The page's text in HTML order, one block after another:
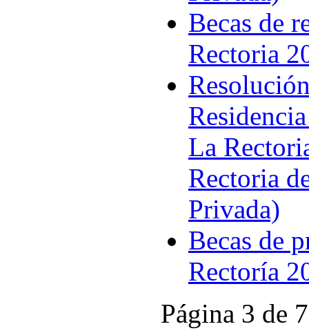
Becas de
Rectoria
La
Rectoria
Privada)
Becas de
Rectoría
Página 3 de 7